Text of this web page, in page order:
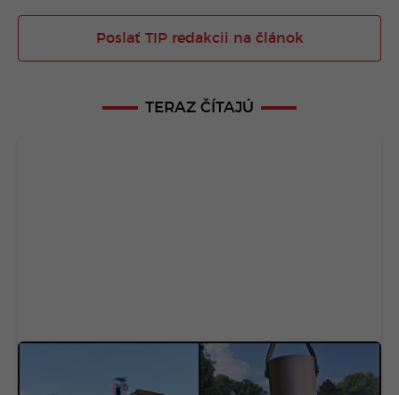
Poslať TIP redakcii na článok
TERAZ ČÍTAJÚ
Na festival som si zobral 6 technologických
vychytávok. Dve z nich mi zachránili deň aj noc